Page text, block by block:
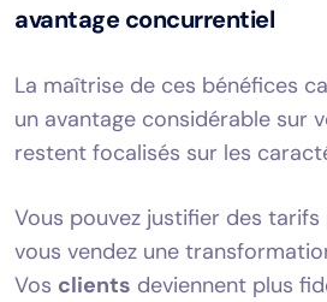
avantage concurrentiel
La maîtrise de ces bénéfices
un avantage considérable sur
restent focalisés sur les
Vous pouvez justifier des tarifs
vous vendez une
Vos clients deviennent plus